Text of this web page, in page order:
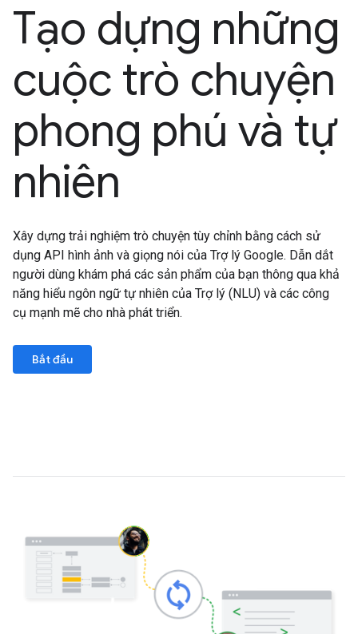
Tạo dựng những
cuộc trò chuyện
phong phú và tự
nhiên
Xây dựng trải nghiệm trò chuyện tùy chỉnh bằng cách sử
dụng API hình ảnh và giọng nói của Trợ lý Google. Dẫn dắt
người dùng khám phá các sản phẩm của bạn thông qua khả
năng hiểu ngôn ngữ tự nhiên của Trợ lý (NLU) và các công
cụ mạnh mẽ cho nhà phát triển.
Bắt đầu